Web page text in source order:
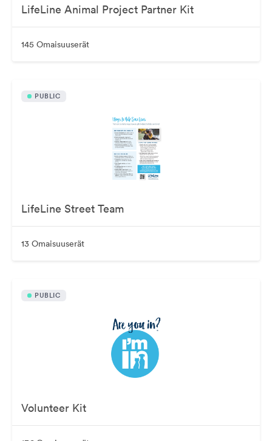
LifeLine Animal Project Partner Kit
145 Omaisuuserät
PUBLIC
LifeLine Street Team
13 Omaisuuserät
PUBLIC
Volunteer Kit